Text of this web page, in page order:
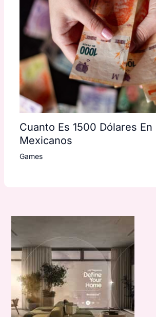
Cuanto Es 1500 Dólares En
Mexicanos
Games